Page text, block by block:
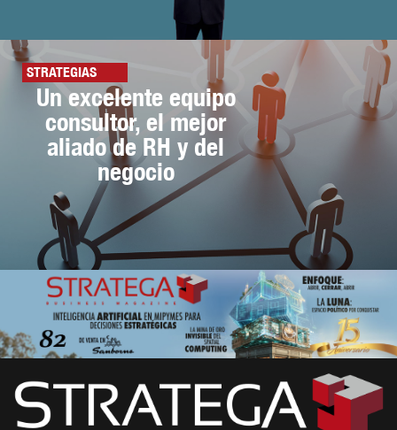
STRATEGIAS
Un excelente equipo
consultor, el mejor
aliado de RH y del
negocio